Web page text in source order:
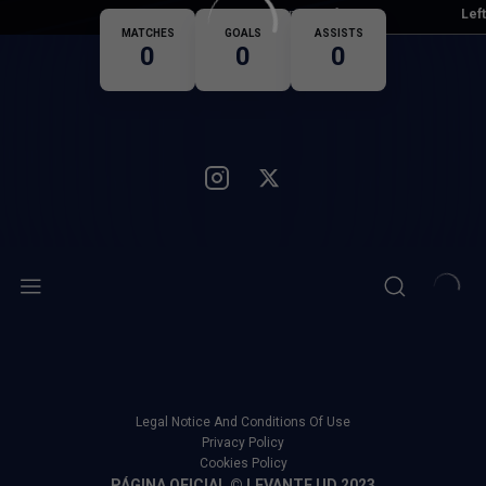
Dominant foot Left
MATCHES
0
GOALS
0
ASSISTS
0
Legal Notice And Conditions Of Use
Privacy Policy
Cookies Policy